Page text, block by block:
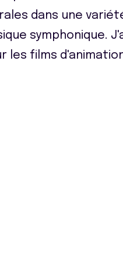
dans une
symphonique.
les films